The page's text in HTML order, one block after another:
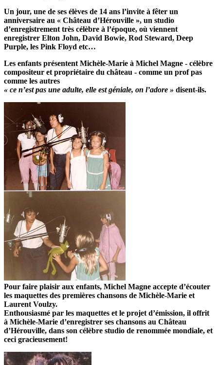
Un jour, une de ses élèves de 14 ans l’invite à fêter un
anniversaire au « Château d’Hérouville », un studio
d’enregistrement très célèbre à l’époque, où viennent
enregistrer Elton John, David Bowie, Rod Steward, Deep
Purple, les Pink Floyd etc…
Les enfants présentent Michèle-Marie à Michel Magne - célèbre
compositeur et propriétaire du château - comme un prof pas
comme les autres
« ce n’est pas une adulte, elle est géniale, on l’adore » disent-ils.
Pour faire plaisir aux enfants, Michel Magne accepte d’écouter
les maquettes des premières chansons de Michèle-Marie et
Laurent Voulzy.
Enthousiasmé par les maquettes et le projet d’émission, il offrit
à Michèle-Marie d’enregistrer ses chansons au Château
d’Hérouville, dans son célèbre studio de renommée mondiale, et
ceci gracieusement!